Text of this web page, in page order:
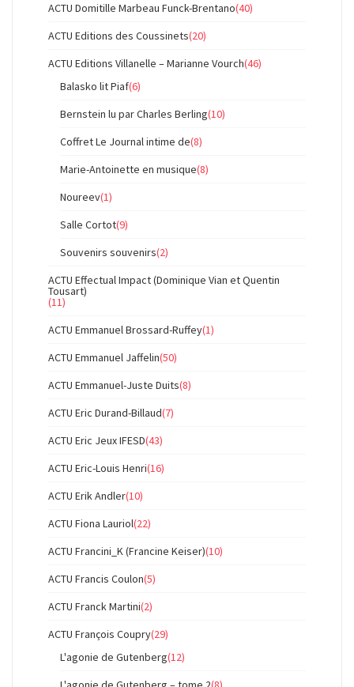
ACTU Domitille Marbeau Funck-Brentano(40)
ACTU Editions des Coussinets(20)
ACTU Editions Villanelle – Marianne Vourch(46)
Balasko lit Piaf(6)
Bernstein lu par Charles Berling(10)
Coffret Le Journal intime de(8)
Marie-Antoinette en musique(8)
Noureev(1)
Salle Cortot(9)
Souvenirs souvenirs(2)
ACTU Effectual Impact (Dominique Vian et Quentin
Tousart)
(11)
ACTU Emmanuel Brossard-Ruffey(1)
ACTU Emmanuel Jaffelin(50)
ACTU Emmanuel-Juste Duits(8)
ACTU Eric Durand-Billaud(7)
ACTU Eric Jeux IFESD(43)
ACTU Eric-Louis Henri(16)
ACTU Erik Andler(10)
ACTU Fiona Lauriol(22)
ACTU Francini_K (Francine Keiser)(10)
ACTU Francis Coulon(5)
ACTU Franck Martini(2)
ACTU François Coupry(29)
L'agonie de Gutenberg(12)